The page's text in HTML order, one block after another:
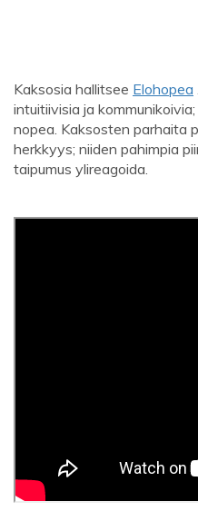
Kaksosia hallitsee Elohopea
intuitiivisia ja
nopea. Kaksosten parhaita
herkkyys; niiden pahimpia
taipumus ylireagoida.